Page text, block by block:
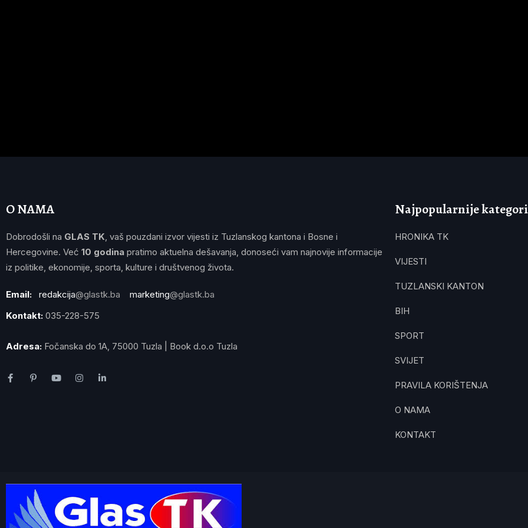
O NAMA
Dobrodošli na GLAS TK, vaš pouzdani izvor vijesti iz Tuzlanskog kantona i Bosne i
Hercegovine. Već 10 godina pratimo aktuelna dešavanja, donoseći vam najnovije informacije
iz politike, ekonomije, sporta, kulture i društvenog života.
Email: redakcija@glastk.ba marketing@glastk.ba
Kontakt: 035-228-575
Adresa: Fočanska do 1A, 75000 Tuzla | Book d.o.o Tuzla
Najpopularnije
HRONIKA TK
VIJESTI
TUZLANSKI KANTON
BIH
SPORT
SVIJET
PRAVILA KORIŠTENJA
O NAMA
KONTAKT